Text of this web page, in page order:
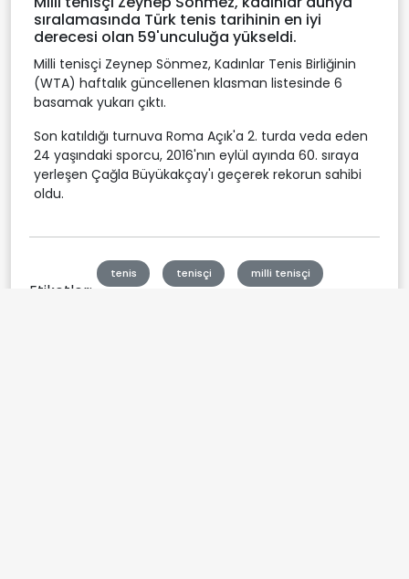
sıralamasında Türk tenis tarihinin en iyi
derecesi olan 59'unculuğa yükseldi.
Milli tenisçi Zeynep Sönmez, Kadınlar Tenis Birliğinin
(WTA) haftalık güncellenen klasman listesinde 6
basamak yukarı çıktı.
Son katıldığı turnuva Roma Açık'a 2. turda veda eden
24 yaşındaki sporcu, 2016'nın eylül ayında 60. sıraya
yerleşen Çağla Büyükakçay'ı geçerek rekorun sahibi
oldu.
Etiketler:
tenis tenisçi milli tenisçi